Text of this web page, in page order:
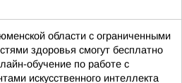
области с ограниченными
здоровья смогут бесплатно
обучение по работе с
искусственного интеллекта